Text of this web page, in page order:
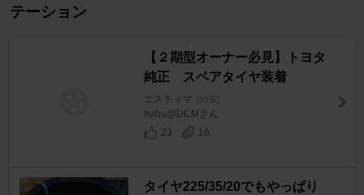
テーション
【２期型オーナー必見】トヨタ
純正 スペアタイヤ装着
エスティマ [50系]
nobu@DCMさん
23
16
タイヤ225/35/20でもやっぱり